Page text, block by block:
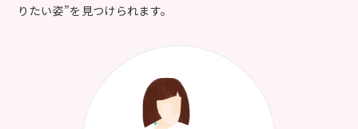
りたい姿”を見つけられます。